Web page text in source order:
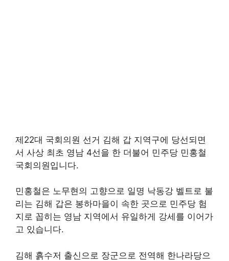
제22대 국회의원 선거 김해 갑 지역구에 당선되면
서 사상 최초 영남 4선을 한 더불어 민주당 민홍철
국회의원입니다.
민홍철은 노무현의 고향으로 일명 낙동강 벨트로 불
리는 김해 갑은 봉하마을이 속한 곳으로 민주당 험
지로 꼽히는 영남 지역에서 유일하게 강세를 이어가
고 있습니다.
김해 흙수저 출신으로 장군으로 전역해 한나라당으